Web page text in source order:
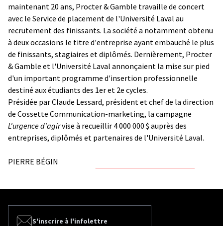
maintenant 20 ans, Procter & Gamble travaille de concert
avec le Service de placement de l'Université Laval au
recrutement des finissants. La société a notamment obtenu
à deux occasions le titre d'entreprise ayant embauché le plus
de finissants, stagiaires et diplômés. Dernièrement, Procter
& Gamble et l'Université Laval annonçaient la mise sur pied
d'un important programme d'insertion professionnelle
destiné aux étudiants des 1er et 2e cycles.
Présidée par Claude Lessard, président et chef de la direction
de Cossette Communication-marketing, la campagne
L'urgence d'agirvise à recueillir 4 000 000 $ auprès des
entreprises, diplômés et partenaires de l'Université Laval.
PIERRE BÉGIN
S'inscrire à l'infolettre